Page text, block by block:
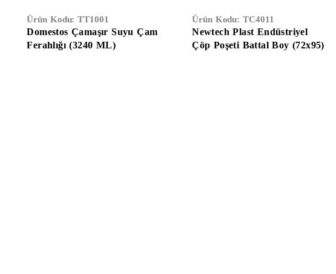
Ürün Kodu:TT1001
Domestos Çamaşır Suyu Çam
Ferahlığı (3240 ML)
Ürün Kodu:TC4011
Newtech Plast Endüstriyel
Çöp Poşeti Battal Boy (72x95)